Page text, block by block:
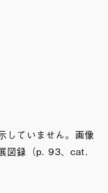
していません。画像
図録（p. 93、cat.